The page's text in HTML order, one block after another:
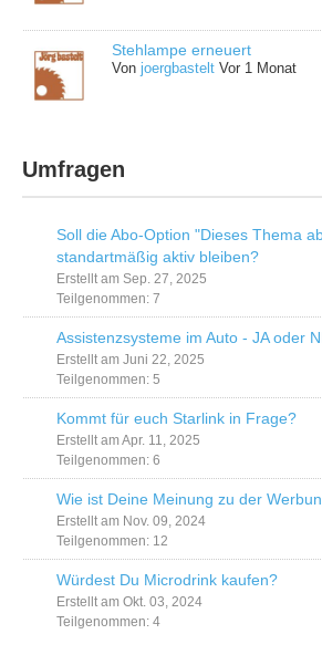
Stehlampe erneuert
Vonjoergbastelt Vor 1 Monat
Umfragen
Soll die Abo-Option "Dieses Thema
standartmäßig aktiv bleiben?
Erstellt am Sep. 27, 2025
Teilgenommen: 7
Assistenzsysteme im Auto - JA oder
Erstellt am Juni 22, 2025
Teilgenommen: 5
Kommt für euch Starlink in Frage?
Erstellt am Apr. 11, 2025
Teilgenommen: 6
Wie ist Deine Meinung zu der
Erstellt am Nov. 09, 2024
Teilgenommen: 12
Würdest Du Microdrink kaufen?
Erstellt am Okt. 03, 2024
Teilgenommen: 4